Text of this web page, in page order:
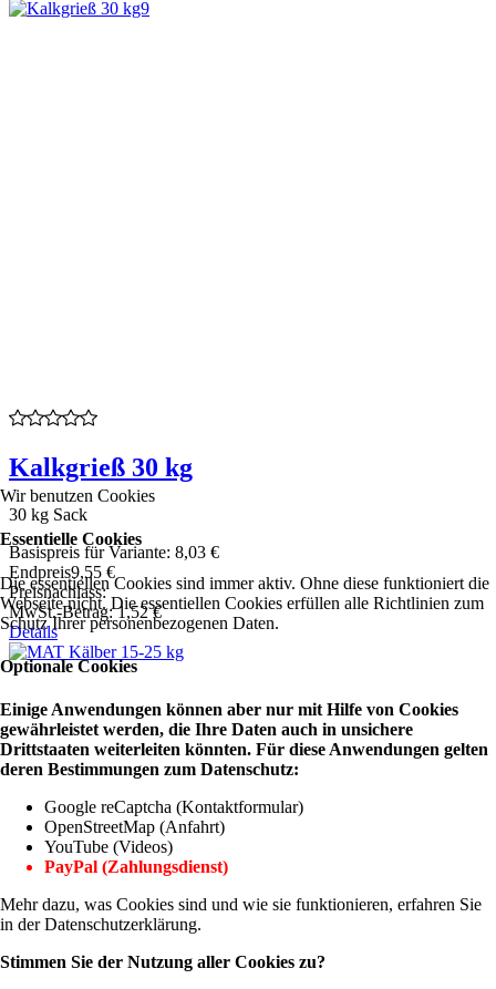
Kalkgrieß 30 kg
30 kg Sack
Basispreis für Variante: 8,03 €
Endpreis9,55 €
Preisnachlass:
MwSt.-Betrag:1,52 €
Details
Wir benutzen Cookies
Essentielle Cookies
Die essentiellen Cookies sind immer aktiv. Ohne diese funktioniert die
Webseite nicht. Die essentiellen Cookies erfüllen alle Richtlinien zum
Schutz Ihrer personenbezogenen Daten.
Optionale Cookies
Einige Anwendungen können aber nur mit Hilfe von Cookies
gewährleistet werden, die Ihre Daten auch in unsichere
Drittstaaten weiterleiten könnten. Für diese Anwendungen gelten
deren Bestimmungen zum Datenschutz:
Google reCaptcha (Kontaktformular)
OpenStreetMap (Anfahrt)
YouTube (Videos)
PayPal (Zahlungsdienst)
Mehr dazu, was Cookies sind und wie sie funktionieren, erfahren Sie
in der Datenschutzerklärung.
Stimmen Sie der Nutzung aller Cookies zu?